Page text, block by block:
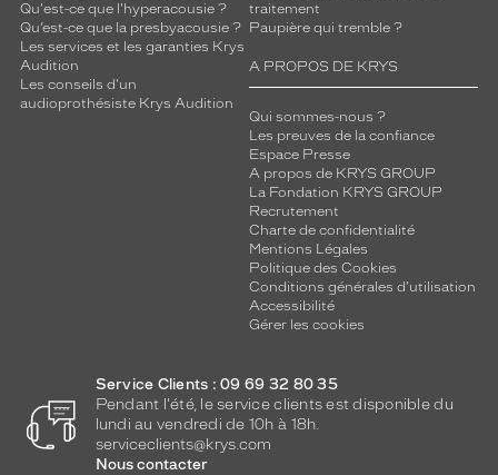
Qu'est-ce que l'hyperacousie ?
Qu’est-ce que la presbyacousie ?
Les services et les garanties Krys
Audition
Les conseils d'un
audioprothésiste Krys Audition
traitement
Paupière qui tremble ?
A PROPOS DE KRYS
Qui sommes-nous ?
Les preuves de la confiance
Espace Presse
A propos de KRYS GROUP
La Fondation KRYS GROUP
Recrutement
Charte de confidentialité
Mentions Légales
Politique des Cookies
Conditions générales d'utilisation
Accessibilité
Gérer les cookies
Service Clients : 09 69 32 80 35
Pendant l'été, le service clients est disponible du
lundi au vendredi de 10h à 18h.
serviceclients@krys.com
Nous contacter